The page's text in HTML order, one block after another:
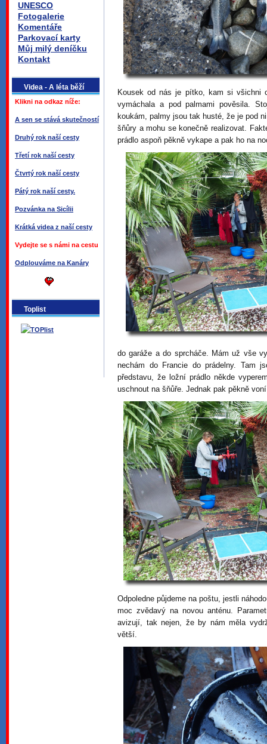
UNESCO
Fotogalerie
Komentáře
Parkovací karty
Můj milý deníčku
Kontakt
Videa - A léta běží
Klikni na odkaz níže:
A sen se stává skutečností
Druhý rok naší cesty
Třetí rok naší cesty
Čtvrtý rok naší cesty
Pátý rok naší cesty.
Pozvánka na Sicílii
Krátká videa z naší cesty
Vydejte se s námi na cestu
Odplouváme na Kanáry
Toplist
Kousek od nás je pítko, kam si všichni
vymáchala a pod palmami pověsila.
koukám, palmy jsou tak husté, že je pod
šňůry a mohu se konečně realizovat.
prádlo aspoň pěkně vykape a pak ho na
do garáže a do sprcháče. Mám už vše
nechám do Francie do prádelny. Tam
představu, že ložní prádlo někde
uschnout na šňůře. Jednak pak pěkně
Odpoledne půjdeme na poštu, jestli
moc zvědavý na novou anténu.
avizují, tak nejen, že by nám měla
větší.